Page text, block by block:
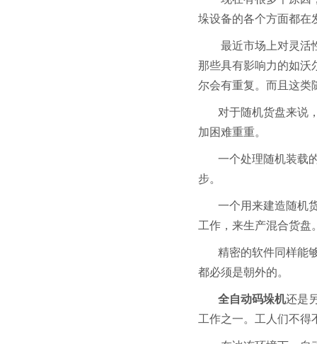
垛设备的各个方面都在
最近市场上对灵活
那些具有影响力的如沃
尔会有重复。而且这
对于随机货盘来说
加困难重重。
一个处理随机装载
步。
一个用来建造随机
工作，来生产混合货
精密的软件同样能
都必须是朝外的。
全自动码垛机还是
工作之一。工人们不